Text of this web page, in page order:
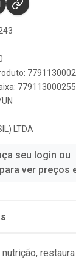
LTDA
seu login ou
ver preços
nutrição,